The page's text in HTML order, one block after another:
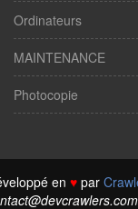
Ordinateurs
MAINTENANCE
Photocopie
en ♥ par